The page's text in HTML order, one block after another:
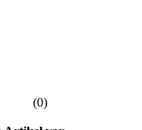
(0)